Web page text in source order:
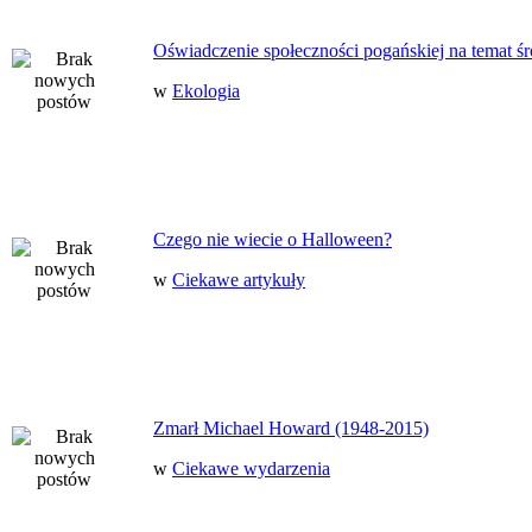
Oświadczenie społeczności pogańskiej na temat
w Ekologia
Czego nie wiecie o Halloween?
w Ciekawe artykuły
Zmarł Michael Howard (1948-2015)
w Ciekawe wydarzenia